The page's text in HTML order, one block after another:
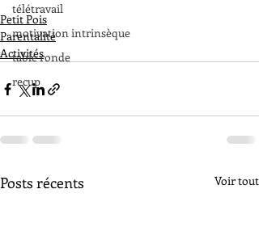
télétravail
motivation intrinsèque
table ronde
recup
Petit Pois
Parentalité
Activités
Posts récents Voir tout